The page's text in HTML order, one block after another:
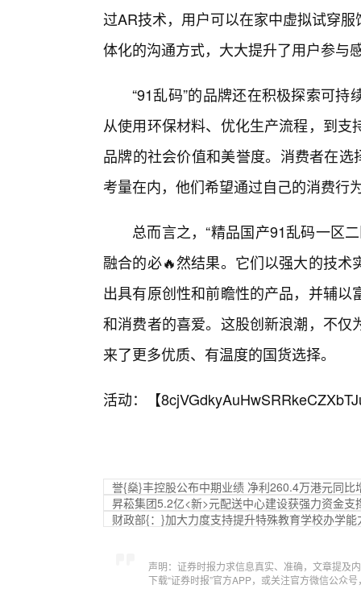
过AR技术，用户可以在家中虚拟试穿
体化的沟通方式，大大提升了用户参与
“91乱码”的品牌还在积极探索可
从使用环保材料、优化生产流程，到
品牌的社会价值和美誉度。消费者在选
考量在内，他们希望通过自己的消费行
总而言之，“精品国产91乱码一区
融合的必🔥然结果。它们以强大的技
出具有原创性和前瞻性的产品，并辅
和消费者的喜爱。这股创新浪潮，不
来了更多优质、有温度的国货选择。
活动：【
誉{燊}丰控股公布中期业绩 净利260.4万港元同比
昇菘集团5.2亿<新>元配送中心建设获强力资金支
财政部{：}加大力度支持提升特殊教育学校办学能
声明：证券时报力求信息真实、准确，文章提及
下载“证券时报”官方APP，或关注官方微信公众